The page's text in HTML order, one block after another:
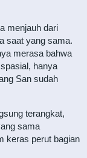
menjauh dari
saat yang sama.
merasa bahwa
hanya
San sudah
terangkat,
sama
keras perut bagian